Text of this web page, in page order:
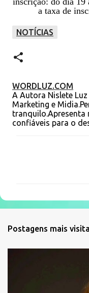
a taxa de
NOTÍCIAS
WORDLUZ.COM
A Autora Nislete
Marketing e
confiáveis para o
n
Postagens mais